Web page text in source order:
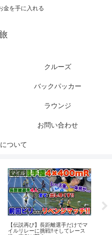
金を手に入れる
クルーズ
バックパッカー
ラウンジ
お問い合わせ
ついて
マイル
【伝説再び】長距離選手だけでマ
イルリレーに挑戦!!そしてレース